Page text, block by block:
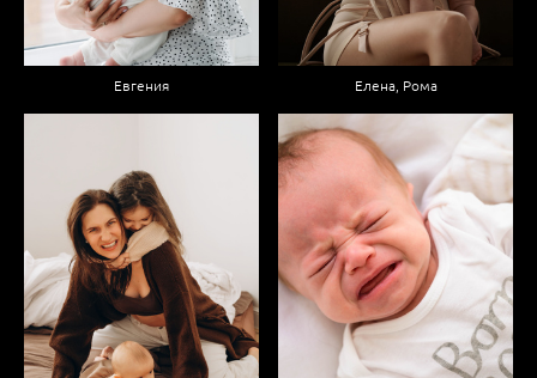
Евгения Елена, Рома